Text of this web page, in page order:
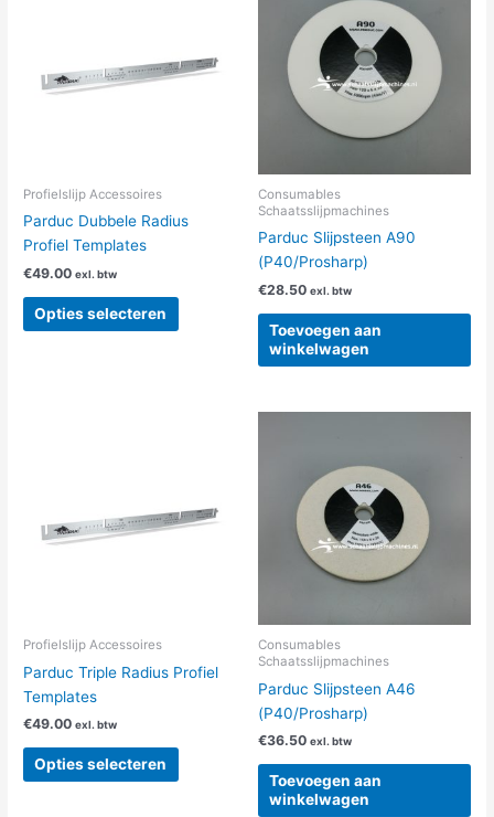
Profielslijp Accessoires
Parduc Dubbele Radius
Profiel Templates
€49.00 exl. btw
Opties selecteren
variaties.
op
productpagina
Consumables
Schaatsslijpmachines
Parduc Slijpsteen A90
(P40/Prosharp)
€28.50 exl. btw
Toevoegen aan
winkelwagen
Profielslijp Accessoires
Parduc Triple Radius Profiel
Templates
€49.00 exl. btw
Opties selecteren
variaties.
op
productpagina
Consumables
Schaatsslijpmachines
Parduc Slijpsteen A46
(P40/Prosharp)
€36.50 exl. btw
Toevoegen aan
winkelwagen